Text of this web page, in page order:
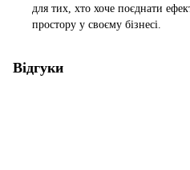
для тих, хто хоче поєднати
простору у своєму бізнесі.
Відгуки